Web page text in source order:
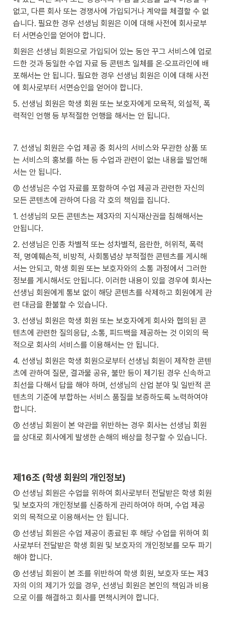
없고, 다른 회사 또는 경쟁사에 가입되거나 계약을 체결할 수 없
습니다. 필요한 경우 선생님 회원은 이에 대해 사전에 회사로부
터 서면승인을 얻어야 합니다.
회원은 선생님 회원으로 가입되어 있는 동안 꾸그 서비스에 업로
드한 것과 동일한 수업 자료 등 콘텐츠 일체를 온∙오프라인에 배
포해서는 안 됩니다. 필요한 경우 선생님 회원은 이에 대해 사전
에 회사로부터 서면승인을 얻어야 합니다.
5. 선생님 회원은 학생 회원 또는 보호자에게 모욕적, 외설적, 폭
력적인 언행 등 부적절한 언행을 해서는 안 됩니다.
7. 선생님 회원은 수업 제공 중 회사의 서비스와 무관한 상품 또
는 서비스의 홍보를 하는 등 수업과 관련이 없는 내용을 발언해
서는 안 됩니다.
② 선생님은 수업 자료를 포함하여 수업 제공과 관련한 자신의
모든 콘텐츠에 관하여 다음 각 호의 책임을 집니다.
1. 선생님의 모든 콘텐츠는 제3자의 지식재산권을 침해해서는
안됩니다.
2. 선생님은 인종 차별적 또는 성차별적, 음란한, 허위적, 폭력
적, 명예훼손적, 비방적, 사회통념상 부적절한 콘텐츠를 게시해
서는 안되고, 학생 회원 또는 보호자와의 소통 과정에서 그러한
정보를 게시해서도 안됩니다. 이러한 내용이 있을 경우에 회사는
선생님 회원에게 통보 없이 해당 콘텐츠를 삭제하고 회원에게 관
련 대금을 환불할 수 있습니다.
3. 선생님 회원은 학생 회원 또는 보호자에게 회사와 협의된 콘
텐츠에 관련한 질의응답, 소통, 피드백을 제공하는 것 이외의 목
적으로 회사의 서비스를 이용해서는 안 됩니다.
4. 선생님 회원은 학생 회원으로부터 선생님 회원이 제작한 콘텐
츠에 관하여 질문, 결과물 공유, 불만 등이 제기된 경우 신속하고
최선을 다해서 답을 해야 하며, 선생님의 산업 분야 및 일반적 콘
텐츠의 기준에 부합하는 서비스 품질을 보증하도록 노력하여야
합니다.
③ 선생님 회원이 본 약관을 위반하는 경우 회사는 선생님 회원
을 상대로 회사에게 발생한 손해의 배상을 청구할 수 있습니다.
제16조 (학생 회원의 개인정보)
① 선생님 회원은 수업을 위하여 회사로부터 전달받은 학생 회원
및 보호자의 개인정보를 신중하게 관리하여야 하며, 수업 제공
외의 목적으로 이용해서는 안 됩니다.
② 선생님 회원은 수업 제공이 종료된 후 해당 수업을 위하여 회
사로부터 전달받은 학생 회원 및 보호자의 개인정보를 모두 파기
해야 합니다.
③ 선생님 회원이 본 조를 위반하여 학생 회원, 보호자 또는 제3
자의 이의 제기가 있을 경우, 선생님 회원은 본인의 책임과 비용
으로 이를 해결하고 회사를 면책시켜야 합니다.